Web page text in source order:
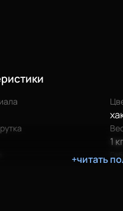
1
+читать